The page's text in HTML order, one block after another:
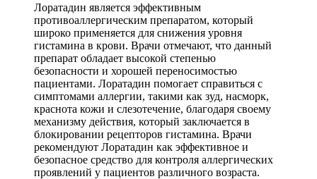
Лоратадин является эффективным
противоаллергическим препаратом, который
широко применяется для снижения уровня
гистамина в крови. Врачи отмечают, что данный
препарат обладает высокой степенью
безопасности и хорошей переносимостью
пациентами. Лоратадин помогает справиться с
симптомами аллергии, такими как зуд, насморк,
краснота кожи и слезотечение, благодаря своему
механизму действия, который заключается в
блокировании рецепторов гистамина. Врачи
рекомендуют Лоратадин как эффективное и
безопасное средство для контроля аллергических
проявлений у пациентов различного возраста.